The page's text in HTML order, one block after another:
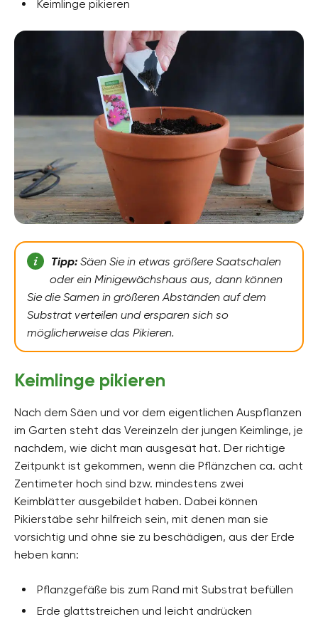
Keimlinge pikieren
Tipp:Säen Sie in etwas größere Saatschalen
oder ein Minigewächshaus aus, dann können
Sie die Samen in größeren Abständen auf dem
Substrat verteilen und ersparen sich so
möglicherweise das Pikieren.
Keimlinge pikieren
Nach dem Säen und vor dem eigentlichen Auspflanzen
im Garten steht das Vereinzeln der jungen Keimlinge, je
nachdem, wie dicht man ausgesät hat. Der richtige
Zeitpunkt ist gekommen, wenn die Pflänzchen ca. acht
Zentimeter hoch sind bzw. mindestens zwei
Keimblätter ausgebildet haben. Dabei können
Pikierstäbe sehr hilfreich sein, mit denen man sie
vorsichtig und ohne sie zu beschädigen, aus der Erde
heben kann:
Pflanzgefäße bis zum Rand mit Substrat befüllen
Erde glattstreichen und leicht andrücken